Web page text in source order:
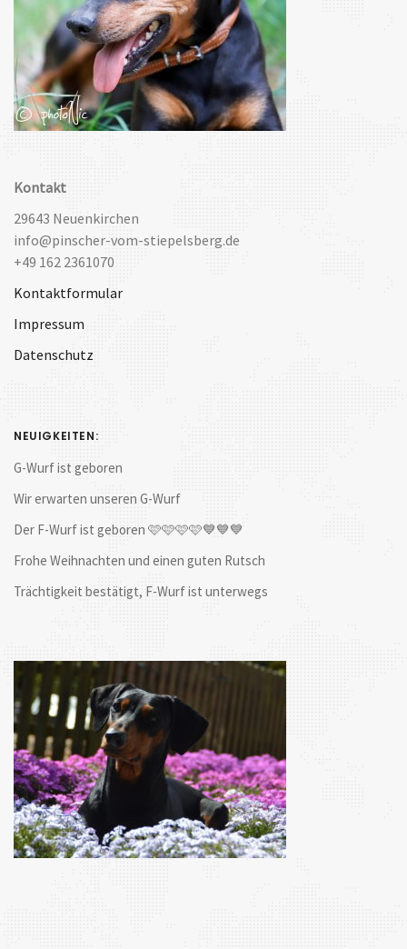
Kontakt
29643 Neuenkirchen
info@pinscher-vom-stiepelsberg.de
+49 162 2361070
Kontaktformular
Impressum
Datenschutz
NEUIGKEITEN:
G-Wurf ist geboren
Wir erwarten unseren G-Wurf
Der F-Wurf ist geboren 🩷🩷🩷🩷💙💙💙
Frohe Weihnachten und einen guten Rutsch
Trächtigkeit bestätigt, F-Wurf ist unterwegs